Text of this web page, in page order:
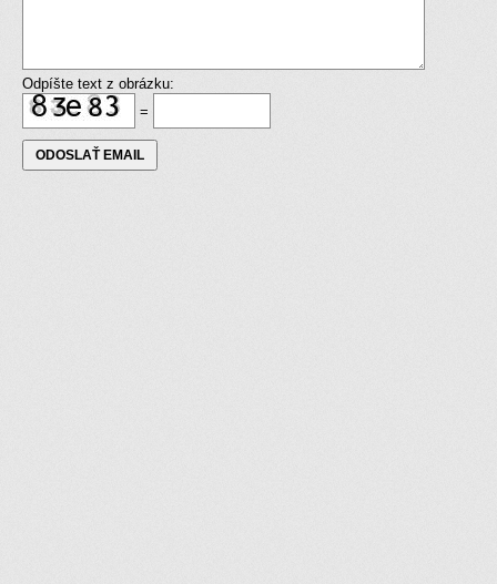
Odpíšte text z obrázku:
=